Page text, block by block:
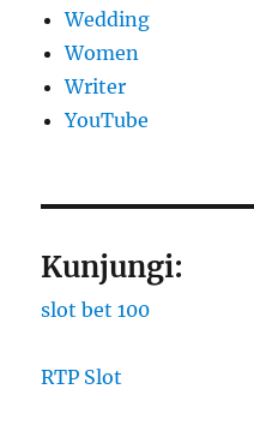
Wedding
Women
Writer
YouTube
Kunjungi:
slot bet 100
RTP Slot